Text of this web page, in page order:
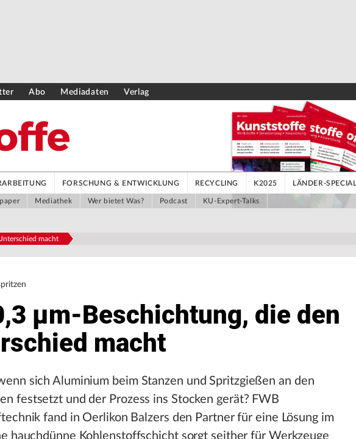
Abo Mediadaten Verlag
FORSCHUNG & ENTWICKLUNG RECYCLING K2025 LÄNDER-
Mediathek Wer bietet Was? Podcast KU-Expert-Talks
macht
µm-Beschichtung, die den
macht
sich Aluminium beim Stanzen und Spritzgießen an den
festsetzt und der Prozess ins Stocken gerät? FWB
fand in Oerlikon Balzers den Partner für eine Lösung im
hauchdünne Kohlenstoffschicht sorgt seither für Werkzeuge